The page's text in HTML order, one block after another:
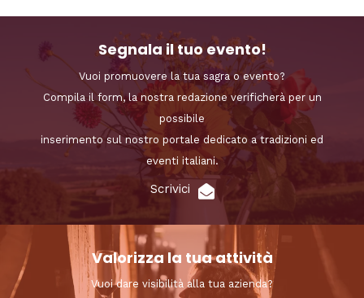
Segnala il tuo evento!
Vuoi promuovere la tua sagra o evento?
Compila il form, la nostra redazione verificherà per un
possibile
inserimento sul nostro portale dedicato a tradizioni ed
eventi italiani.
Scrivici
Valorizza la tua attività
Vuoi dare visibilità alla tua azienda?